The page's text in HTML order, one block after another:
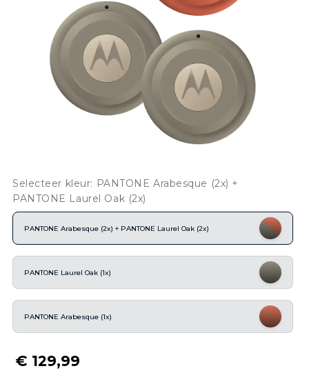
Selecteer kleur: PANTONE Arabesque (2x) +
PANTONE Laurel Oak (2x)
PANTONE Arabesque (2x) + PANTONE Laurel Oak (2x)
PANTONE Laurel Oak (1x)
PANTONE Arabesque (1x)
€ 129,99